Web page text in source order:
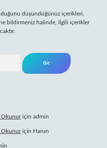
düşündüğünüz içerikleri,
bildirmeniz halinde, ilgili içerikler
Okunuriçin admin
Okunuriçin Harun